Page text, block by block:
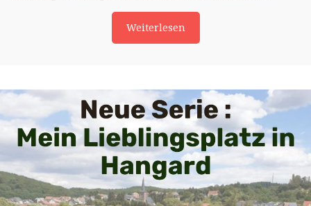
Weiterlesen